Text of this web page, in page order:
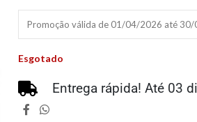
Promoção válida de 01/04/2026 até
Esgotado
Entrega rápida! Até 03